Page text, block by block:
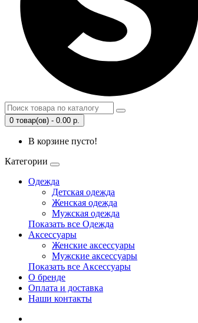
0 товар(ов) - 0.00 р.
В корзине пусто!
Категории
Одежда
Детская одежда
Женская одежда
Мужская одежда
Показать все Одежда
Аксессуары
Женские аксессуары
Мужские аксессуары
Показать все Аксессуары
О бренде
Оплата и доставка
Наши контакты